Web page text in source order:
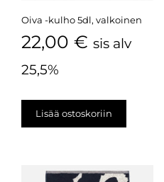
Oiva -kulho 5dl, valkoinen
22,00 € sis alv
25,5%
Lisää ostoskoriin